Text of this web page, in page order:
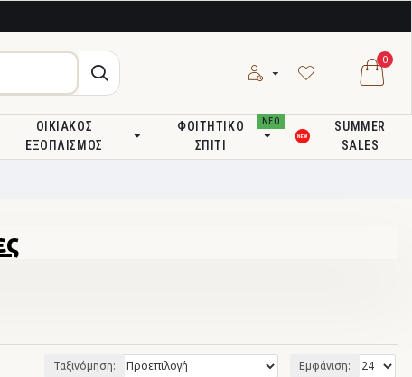
0
ΟΙΚΙΑΚΌΣ
ΕΞΟΠΛΙΣΜΌΣ
ΦΟΙΤΗΤΙΚΌ
ΣΠΊΤΙ
ΝΕΟ
SUMMER
SALES
Ταξινόμηση: Εμφάνιση: